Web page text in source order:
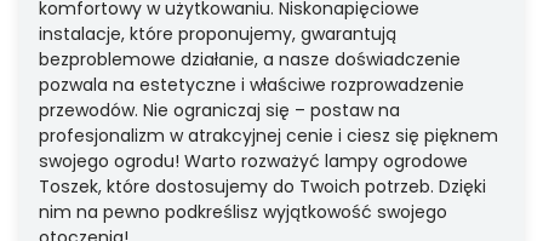
komfortowy w użytkowaniu. Niskonapięciowe
instalacje, które proponujemy, gwarantują
bezproblemowe działanie, a nasze doświadczenie
pozwala na estetyczne i właściwe rozprowadzenie
przewodów. Nie ograniczaj się – postaw na
profesjonalizm w atrakcyjnej cenie i ciesz się pięknem
swojego ogrodu! Warto rozważyć lampy ogrodowe
Toszek, które dostosujemy do Twoich potrzeb. Dzięki
nim na pewno podkreślisz wyjątkowość swojego